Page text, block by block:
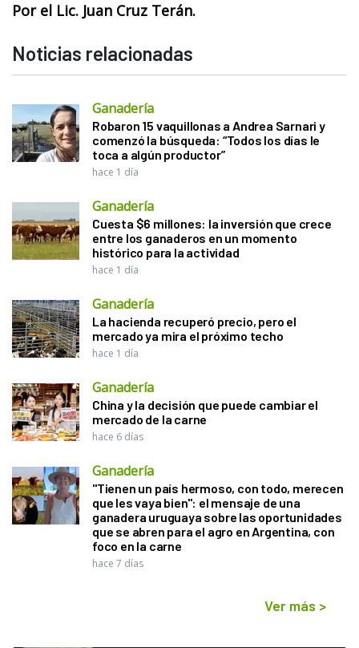
Por el Lic. Juan Cruz Terán.
Noticias relacionadas
Ganadería
Robaron 15 vaquillonas a Andrea Sarnari y
comenzó la búsqueda: “Todos los días le
toca a algún productor”
hace 1 día
Ganadería
Cuesta $6 millones: la inversión que crece
entre los ganaderos en un momento
histórico para la actividad
hace 1 día
Ganadería
La hacienda recuperó precio, pero el
mercado ya mira el próximo techo
hace 1 día
Ganadería
China y la decisión que puede cambiar el
mercado de la carne
hace 6 días
Ganadería
"Tienen un país hermoso, con todo, merecen
que les vaya bien": el mensaje de una
ganadera uruguaya sobre las oportunidades
que se abren para el agro en Argentina, con
foco en la carne
hace 7 días
Ver más >